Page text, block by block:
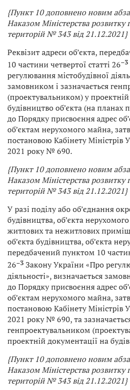
{Пункт 10 доповнено новим
НаказомМіністерства розвитку
територій№ 343 від 21.12.2021}
Реквізит адреси об’єкта,
10 частини четвертої статті 26–3
регулювання містобудівної
замовником і зазначається
(проектувальником) у
будівництво об’єкта (на планах
до Порядку присвоєння адрес
об’єктам нерухомого майна,
постановою Кабінету Міністрів
2021 року № 690.
{Пункт 10 доповнено новим
НаказомМіністерства розвитку
територій№ 343 від 21.12.2021}
У разі поділу або об’єднання
будівництва, об’єкта
житлових та нежитлових
об’єкта будівництва, об’єкта
передбачений пунктом 10
26–3 Закону України «Про
діяльності», визначається
до Порядку присвоєння адрес
об’єктам нерухомого майна,
постановою Кабінету Міністрів
2021 року № 690, та
генпроектувальником
проектній документації на
{Пункт 10 доповнено новим
НаказомМіністерства розвитку
територій№ 343 від 21.12.2021}